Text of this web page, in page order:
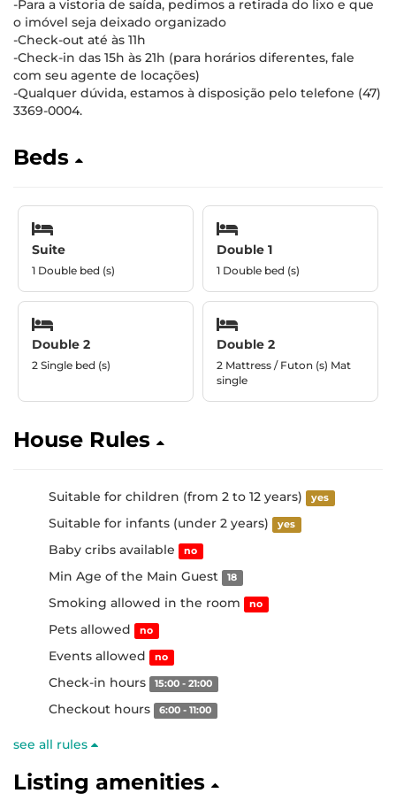
-Para a vistoria de saída, pedimos a retirada do lixo e que
o imóvel seja deixado organizado
-Check-out até às 11h
-Check-in das 15h às 21h (para horários diferentes, fale
com seu agente de locações)
-Qualquer dúvida, estamos à disposição pelo telefone (47)
3369-0004.
Beds
Suite
1 Double bed (s)
Double 1
1 Double bed (s)
Double 2
2 Single bed (s)
Double 2
2 Mattress / Futon (s) Mat
single
House Rules
Suitable for children (from 2 to 12 years) yes
Suitable for infants (under 2 years) yes
Baby cribs available no
Min Age of the Main Guest 18
Smoking allowed in the room no
Pets allowed no
Events allowed no
Check-in hours 15:00 - 21:00
Checkout hours 6:00 - 11:00
see all rules
Listing amenities